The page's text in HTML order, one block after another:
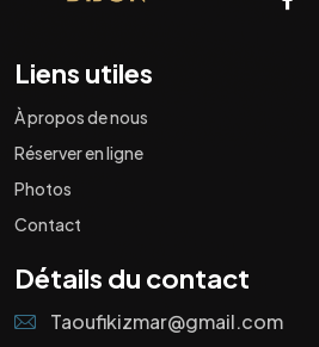
Liens utiles
À propos de nous
Réserver en ligne
Photos
Contact
Détails du contact
Taoufikizmar@gmail.com